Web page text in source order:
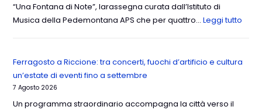
“Una Fontana di Note”, larassegna curata dall’Istituto di
Musica della Pedemontana APS che per quattro…Leggi tutto
Ferragosto a Riccione: tra concerti, fuochi d’artificio e cultura
un’estate di eventi fino a settembre
7 Agosto 2026
Un programma straordinario accompagna la città verso il